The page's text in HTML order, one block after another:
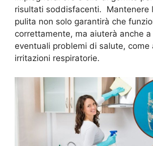
risultati soddisfacenti. Mantenere
pulita non solo garantirà che
correttamente, ma aiuterà anche a
eventuali problemi di salute, come
irritazioni respiratorie.